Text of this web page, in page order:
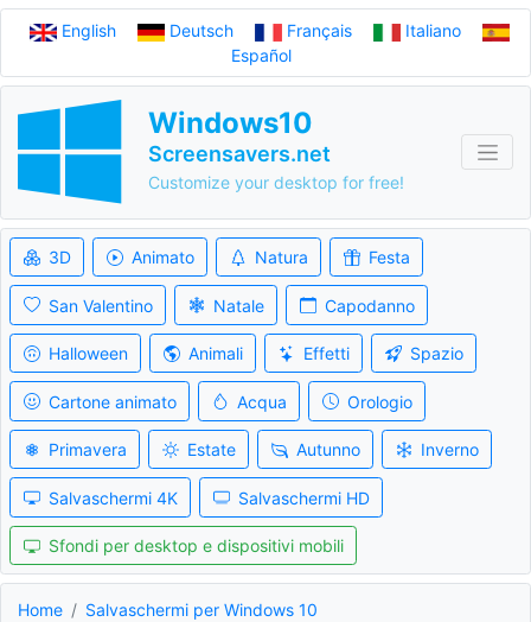
English Deutsch Français
Italiano
Español
Windows10
Screensavers.net
Customize your desktop for free!
3D Animato Natura Festa
San Valentino Natale Capodanno
Halloween Animali Effetti Spazio
Cartone animato Acqua Orologio
Primavera Estate Autunno Inverno
Salvaschermi 4K Salvaschermi HD
Sfondi per desktop e dispositivi mobili
Home
Salvaschermi per Windows 10